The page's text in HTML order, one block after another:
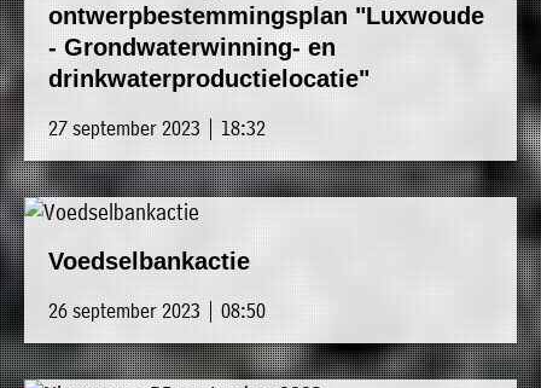
ontwerpbestemmingsplan "Luxwoude
- Grondwaterwinning- en
drinkwaterproductielocatie"
27 september 2023 | 18:32
Voedselbankactie
26 september 2023 | 08:50